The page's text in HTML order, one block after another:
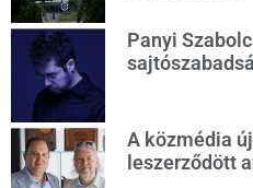
Panyi
A közmédia
leszerződött